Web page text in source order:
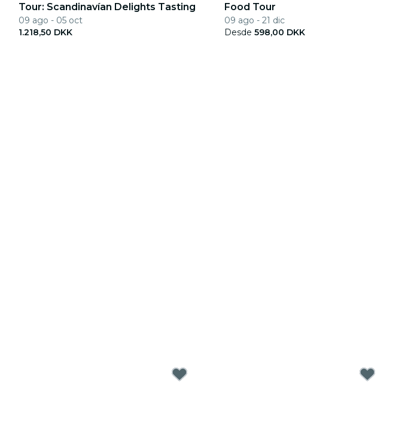
Tour: Scandinavían Delights Tasting
09 ago - 05 oct
1.218,50 DKK
Food Tour
09 ago - 21 dic
Desde 598,00 DKK